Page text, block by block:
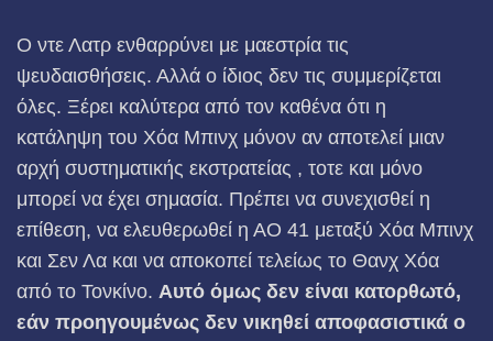
Ο ντε Λατρ ενθαρρύνει με μαεστρία τις
ψευδαισθήσεις. Αλλά ο ίδιος δεν τις συμμερίζεται
όλες. Ξέρει καλύτερα από τον καθένα ότι η
κατάληψη του Χόα Μπινχ μόνον αν αποτελεί μιαν
αρχή συστηματικής εκστρατείας , τοτε και μόνο
μπορεί να έχει σημασία. Πρέπει να συνεχισθεί η
επίθεση, να ελευθερωθεί η ΑΟ 41 μεταξύ Χόα Μπινχ
και Σεν Λα και να αποκοπεί τελείως το Θανχ Χόα
από το Τονκίνο. Αυτό όμως δεν είναι κατορθωτό,
εάν προηγουμένως δεν νικηθεί αποφασιστικά ο